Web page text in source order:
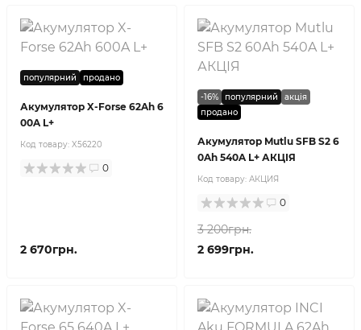
популярний продано
Акумулятор X-Forse 62Ah 6
00A L+
Код товару: X56220
0
2 670грн.
-16% популярний
акція
продано
Акумулятор Mutlu SFB S2 6
0Ah 540A L+ АКЦІЯ
Код товару: АКЦИЯ
0
3 200грн.
2 699грн.